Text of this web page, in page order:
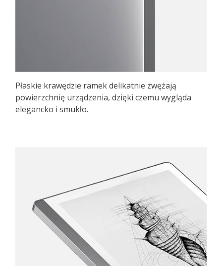
Płaskie krawędzie ramek delikatnie zwężają
powierzchnię urządzenia, dzięki czemu wygląda
elegancko i smukło.